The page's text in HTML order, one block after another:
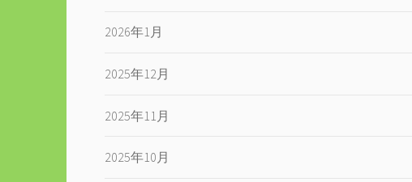
2026年1月
2025年12月
2025年11月
2025年10月